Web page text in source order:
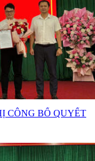
CÔNG BỐ QUYẾT